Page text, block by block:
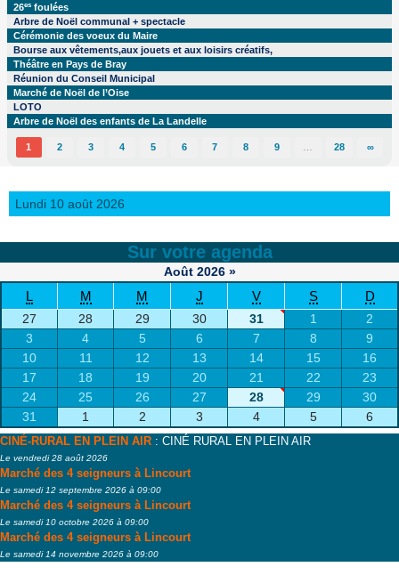
26es foulées
Arbre de Noël communal + spectacle
Cérémonie des voeux du Maire
Bourse aux vêtements,aux jouets et aux loisirs créatifs,
Théâtre en Pays de Bray
Réunion du Conseil Municipal
Marché de Noël de l’Oise
LOTO
Arbre de Noël des enfants de La Landelle
1 2 3 4 5 6 7 8 9 … 28 ∞
Lundi 10 août 2026
Sur votre agenda
Août 2026 »
L M M J V S D
27 28 29 30 31 1
2
3
4 5 6 7 8
9
10
11 12 13 14 15
16
17
18 19 20 21 22
23
24
25 26 27 28 29
30
31
1 2 3 4 5 6
CINÉ-RURAL EN PLEIN AIR : CINÉ RURAL EN PLEIN AIR
Le vendredi 28 août 2026
Marché des 4 seigneurs à Lincourt
Le samedi 12 septembre 2026 à 09:00
Marché des 4 seigneurs à Lincourt
Le samedi 10 octobre 2026 à 09:00
Marché des 4 seigneurs à Lincourt
Le samedi 14 novembre 2026 à 09:00